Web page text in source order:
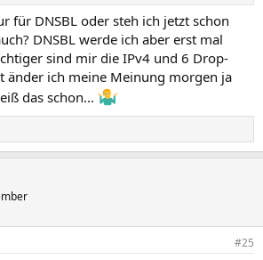
für DNSBL oder steh ich jetzt schon
DNSBL werde ich aber erst mal
sind mir die IPv4 und 6 Drop-
änder ich meine Meinung morgen ja
das schon...
#25